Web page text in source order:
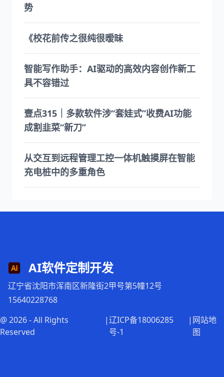
势
《校花前传之很纯很暧昧
智能写作助手：AI驱动的高效内容创作新工
具不容错过
壹点315｜多款软件涉“套娃式”收费AI功能
成割韭菜“新刀”
从交互到远程管理工控一体机触摸屏在智能
充电桩中的多重角色
AI软件定制开发
辽宁省沈阳市浑南区新隆街2甲号第5幢12号
15640228768
@ 2026 - All Rights
Reserved
|辽ICP备18006285
号-1
| 网站地
图